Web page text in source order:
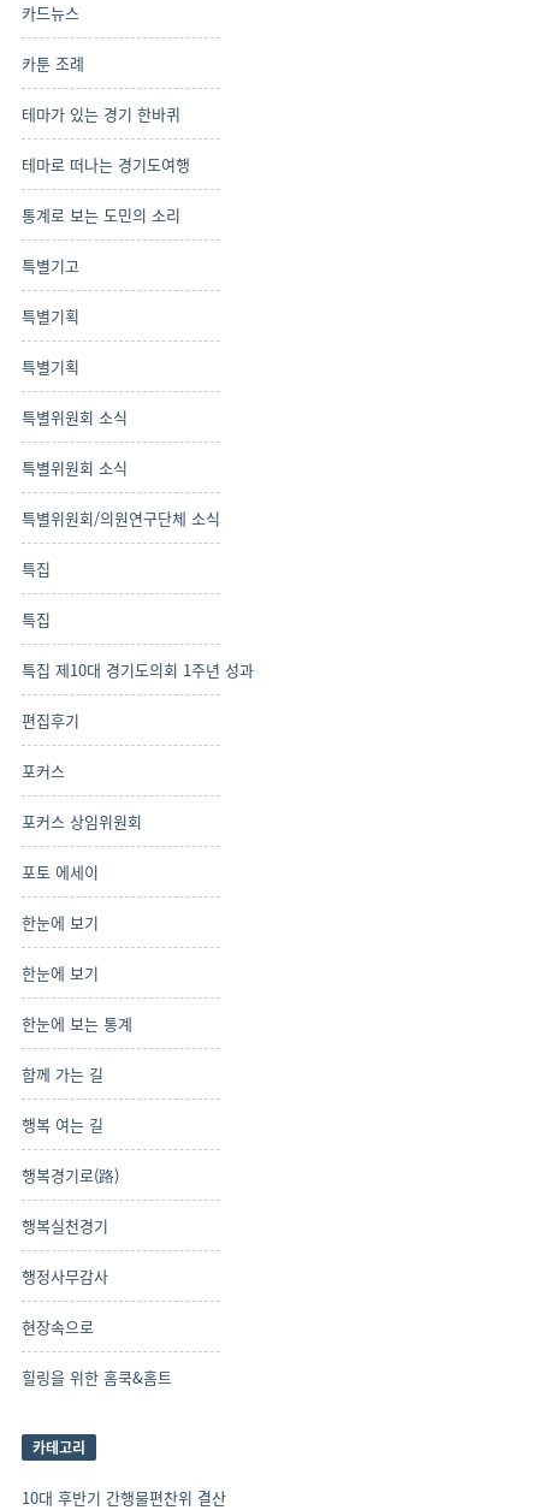
카드뉴스
카툰 조례
테마가 있는 경기 한바퀴
테마로 떠나는 경기도여행
통계로 보는 도민의 소리
특별기고
특별기획
특별기획
특별위원회 소식
특별위원회 소식
특별위원회/의원연구단체 소식
특집
특집
특집 제10대 경기도의회 1주년 성과
편집후기
포커스
포커스 상임위원회
포토 에세이
한눈에 보기
한눈에 보기
한눈에 보는 통계
함께 가는 길
행복 여는 길
행복경기로(路)
행복실천경기
행정사무감사
현장속으로
힐링을 위한 홈쿡&홈트
카테고리
10대 후반기 간행물편찬위 결산